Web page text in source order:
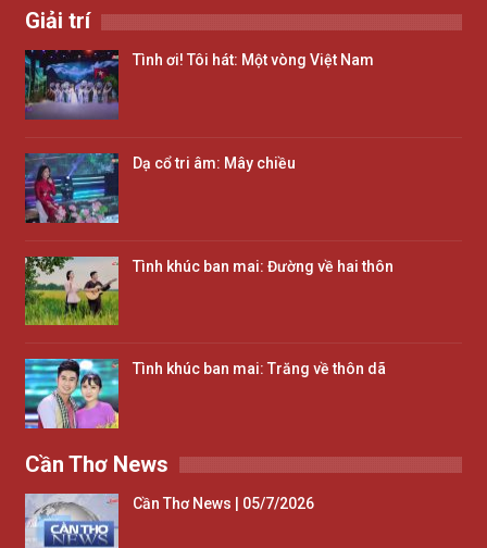
Giải trí
Tình ơi! Tôi hát: Một vòng Việt Nam
Dạ cổ tri âm: Mây chiều
Tình khúc ban mai: Đường về hai thôn
Tình khúc ban mai: Trăng về thôn dã
Cần Thơ News
Cần Thơ News | 05/7/2026